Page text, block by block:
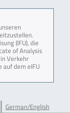
(IFU), die
of Analysis
Verkehr
auf dem eIFU
German/English